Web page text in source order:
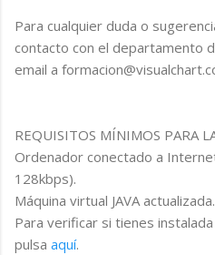
Para cualquier duda o
contacto con el departamento
email a
REQUISITOS MÍNIMOS PARA
Ordenador conectado a
128kbps).
Máquina virtual JAVA actualizada.
Para verificar si tienes
pulsa aquí.